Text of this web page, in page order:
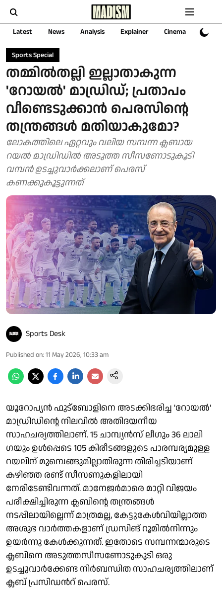
Latest News Analysis Explainer Cinema Sports
Sports Special
തമ്മില്‍തല്ലി ഇല്ലാതാകുന്ന
'റോയൽ' മാഡ്രിഡ്; പ്രതാപം
വീണ്ടെടുക്കാൻ പെരസിന്റെ
തന്ത്രങ്ങൾ മതിയാകുമോ?
ലോകത്തിലെ ഏറ്റവും വലിയ സമ്പന്ന ക്ലബായ
റയൽ മാഡ്രിഡിൽ അടുത്ത സീസണോടുകൂടി
വമ്പന്‍ ഉടച്ചുവാർക്കലാണ് പെരസ്
കണക്കുകൂട്ടുന്നത്
Sports Desk
Published on: 11 May 2026, 10:33 am
യൂറോപ്യൻ ഫുട്ബോളിനെ അടക്കിഭരിച്ച 'റോയൽ'
മാഡ്രിഡിന്റെ നിലവില്‍ അതിദയനീയ
സാഹചര്യത്തിലാണ്. 15 ചാമ്പ്യൻസ് ലീ​ഗും 36 ലാലി​
ഗയും ഉള്‍പ്പെടെ 105 കിരീടങ്ങളുടെ പാരമ്പര്യമുള്ള
റയലിന് മുമ്പെങ്ങുമില്ലാതിരുന്ന തിരിച്ചടിയാണ്
കഴിഞ്ഞ രണ്ട് സീസണുകളിലായി
നേരിടേണ്ടിവന്നത്. മാനേജർമാരെ മാറ്റി വിജയം
പരീക്ഷിച്ചിരുന്ന ക്ലബിന്റെ തന്ത്രങ്ങൾ
നടപ്പിലായില്ലെന്ന് മാത്രമല്ല, കേട്ടുകേൾവിയില്ലാത്ത
അശുഭ വാർത്തകളാണ് ഡ്രസിങ് റൂമിൽനിന്നും
ഉയർന്നു കേൾക്കുന്നത്. ഇതോടെ സമ്പന്നന്മാരുടെ
ക്ലബിനെ അടുത്തസീസണോടുകൂടി ഒരു
ഉടച്ചുവാർക്കേണ്ട നിർബന്ധിത സാഹചര്യത്തിലാണ്
ക്ലബ് പ്രസിഡന്‍റ് പെരസ്.